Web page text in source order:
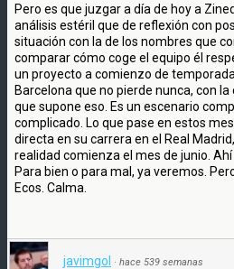
Pero es que juzgar a día de hoy a
análisis estéril que de reflexión con
situación con la de los nombres que
comparar cómo coge el equipo él
un proyecto a comienzo de
Barcelona que no pierde nunca, con
que supone eso. Es un escenario
complicado. Lo que pase en estos
directa en su carrera en el Real
realidad comienza el mes de junio.
Para bien o para mal, ya veremos.
Ecos. Calma.
javimgol · hace 539 semanas